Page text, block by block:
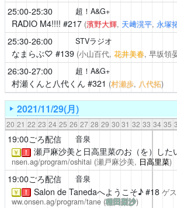
25:00-25:30 超！A&G+
RADIO M4!!!! #217 (濱野大輝, 天﨑滉平, 永塚
25:30-26:00 STVラジオ
なまらぶ♡ #139 (小山百代, 花井美春, 早坂領
26:30-27:00 超！A&G+
村瀬くんと八代くん #321 (村瀬歩, 八代拓)
2021/11/29(月)
20 21 22 23 24 25 26 27 28 29 30 31 32 33 34 35
19:00ごろ配信 音泉
￥ ！ 瀬戸麻沙美と日高里菜のお（を）した
nsen.ag/program/oshitai (瀬戸麻沙美, 日高里菜)
19:00ごろ配信 音泉
￥ ！ Salon de Tanedaへようこそ♪#18 ゲ
ww.onsen.ag/program/tane (種田梨沙)